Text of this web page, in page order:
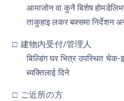
आमाजोन वा कुनै बिशेष
ताकुहाइ लकर बक्समा निर्देशन
□ 建物内受付/管理人
बिल्डिंग घर भित्र उपस्थित चेक-
ब्यक्तिलाई दिने
□ ご近所の方